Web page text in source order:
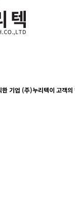
기업 (주)누리텍이 고객